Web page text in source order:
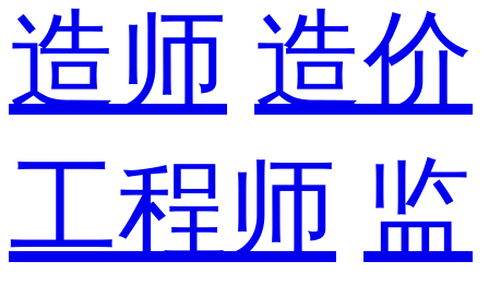
造师 造价
工程师 监